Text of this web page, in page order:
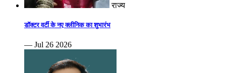
राज्य
डॉक्टर वर्टी के नए क्लीनिक का शुभारंभ
— Jul 26 2026